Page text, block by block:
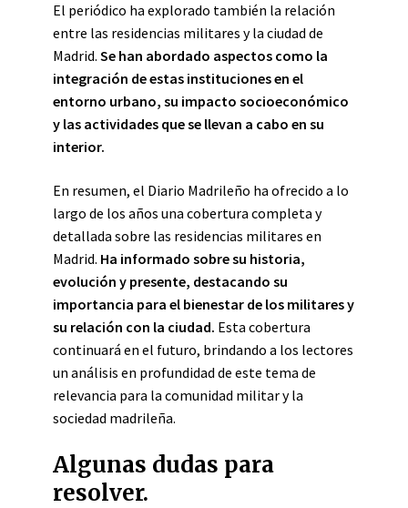
El periódico ha explorado también la relación
entre las residencias militares y la ciudad de
Madrid. Se han abordado aspectos como la
integración de estas instituciones en el
entorno urbano, su impacto socioeconómico
y las actividades que se llevan a cabo en su
interior.
En resumen, el Diario Madrileño ha ofrecido a lo
largo de los años una cobertura completa y
detallada sobre las residencias militares en
Madrid. Ha informado sobre su historia,
evolución y presente, destacando su
importancia para el bienestar de los militares y
su relación con la ciudad. Esta cobertura
continuará en el futuro, brindando a los lectores
un análisis en profundidad de este tema de
relevancia para la comunidad militar y la
sociedad madrileña.
Algunas dudas para
resolver.